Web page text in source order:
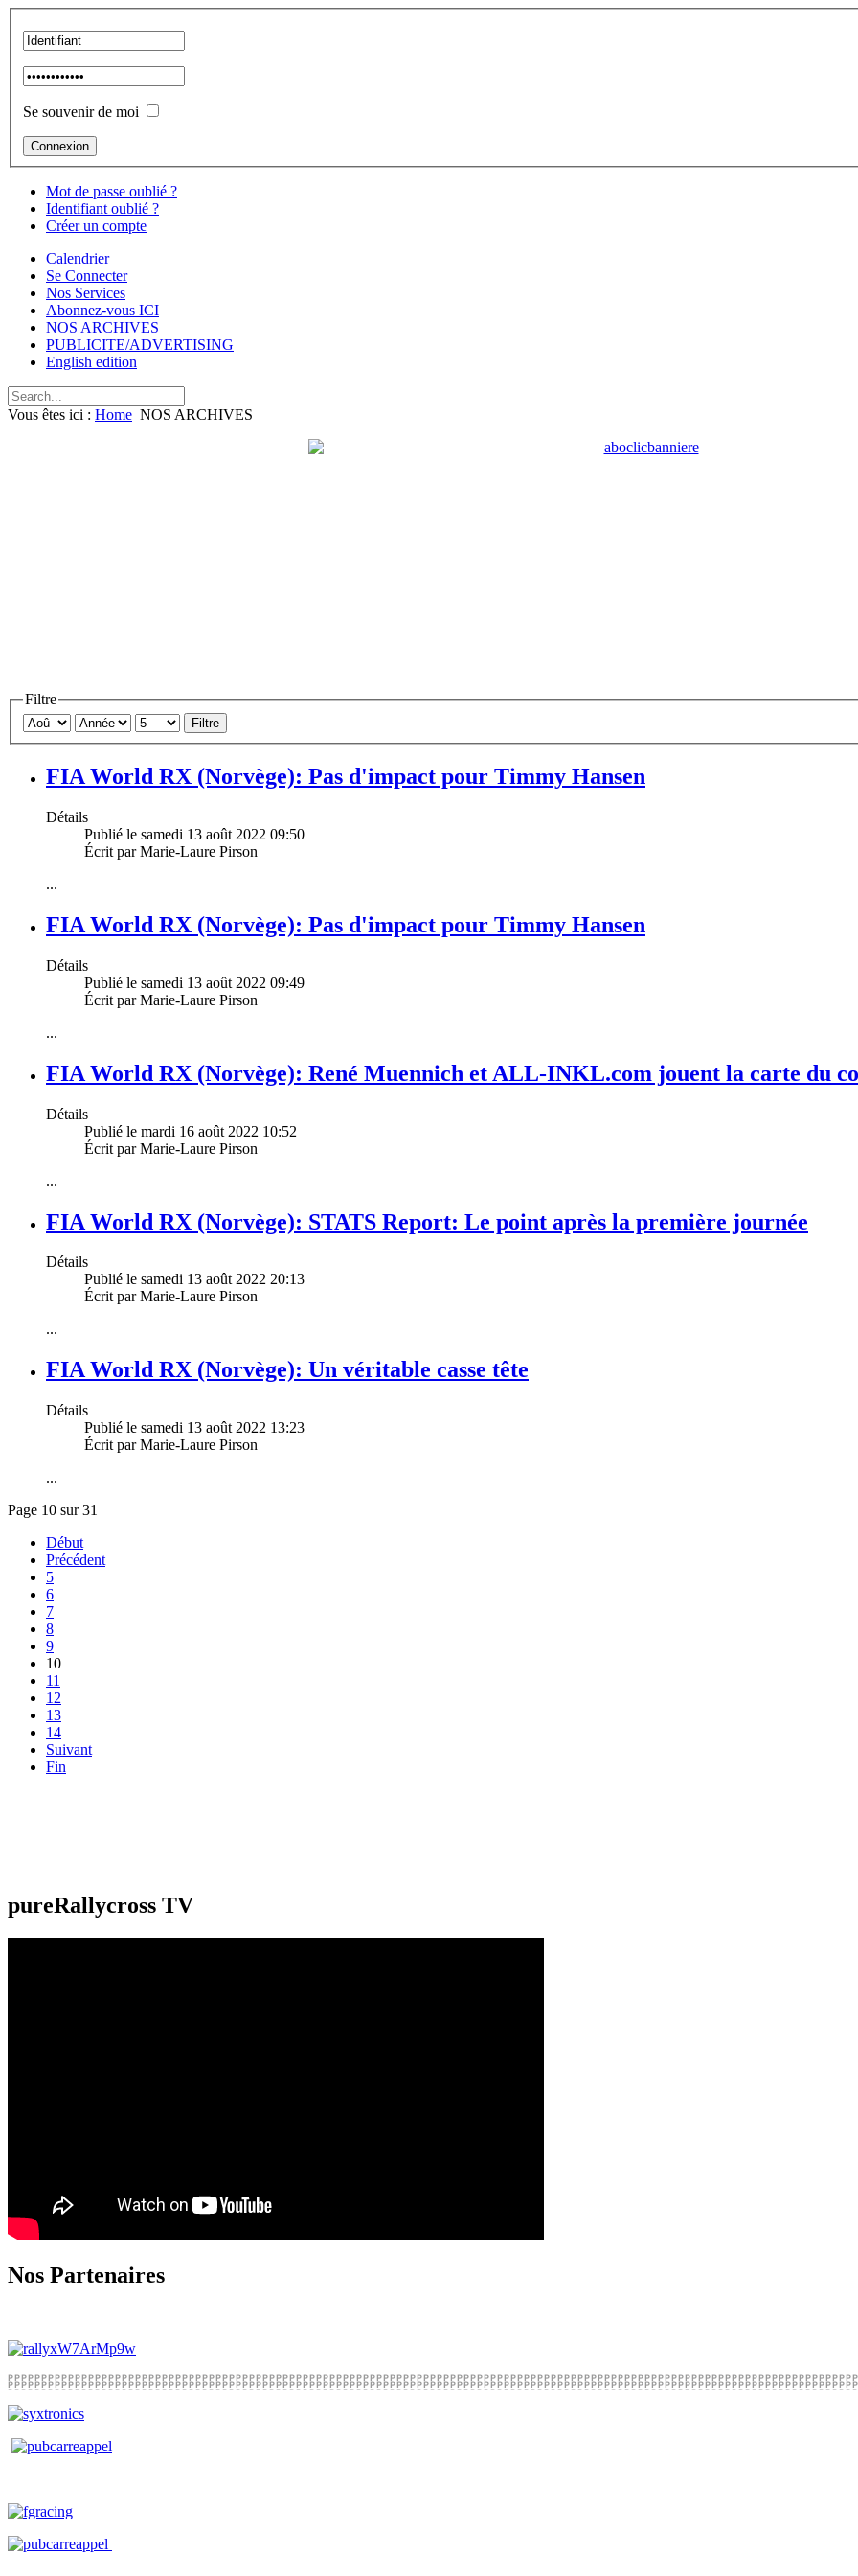
Se souvenir de moi
Mot de passe oublié ?
Identifiant oublié ?
Créer un compte
Calendrier
Se Connecter
Nos Services
Abonnez-vous ICI
NOS ARCHIVES
PUBLICITE/ADVERTISING
English edition
Vous êtes ici : Home NOS ARCHIVES
Filtre
Filtre
FIA World RX (Norvège): Pas d'impact pour Timmy Hansen
Détails
Publié le samedi 13 août 2022 09:50
Écrit par Marie-Laure Pirson
...
FIA World RX (Norvège): Pas d'impact pour Timmy Hansen
Détails
Publié le samedi 13 août 2022 09:49
Écrit par Marie-Laure Pirson
...
FIA World RX (Norvège): René Muennich et ALL-INKL.com jouent la carte du
Détails
Publié le mardi 16 août 2022 10:52
Écrit par Marie-Laure Pirson
...
FIA World RX (Norvège): STATS Report: Le point après la première journée
Détails
Publié le samedi 13 août 2022 20:13
Écrit par Marie-Laure Pirson
...
FIA World RX (Norvège): Un véritable casse tête
Détails
Publié le samedi 13 août 2022 13:23
Écrit par Marie-Laure Pirson
...
Page 10 sur 31
Début
Précédent
5
6
7
8
9
10
11
12
13
14
Suivant
Fin
pureRallycross TV
Nos Partenaires